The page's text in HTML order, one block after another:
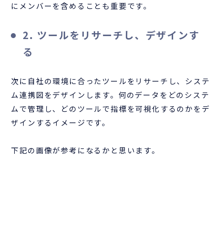
にメンバーを含めることも重要です。
2. ツールをリサーチし、デザインす
る
次に自社の環境に合ったツールをリサーチし、システ
ム連携図をデザインします。何のデータをどのシステ
ムで管理し、どのツールで指標を可視化するのかをデ
ザインするイメージです。
下記の画像が参考になるかと思います。